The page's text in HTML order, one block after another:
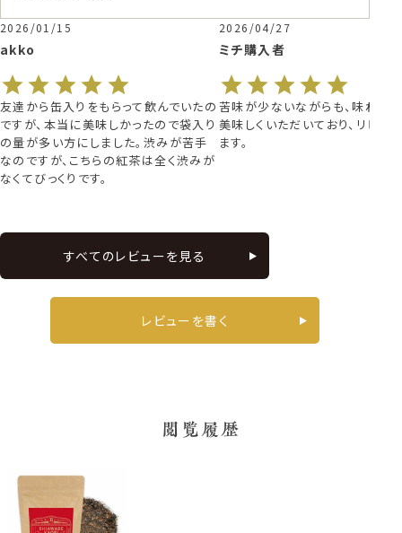
akko
2026/01/15
友達から缶入りをもらって飲んでいたの
ですが、本当に美味しかったので袋入り
の量が多い方にしました。渋みが苦手
なのですが、こちらの紅茶は全く渋みが
なくてびっくりです。
ミチ購入者
2026/04/27
苦味が少ないながらも、味わい
美味しくいただいており、リピー
ます。
すべてのレビューを見る
レビューを書く
閲覧履歴